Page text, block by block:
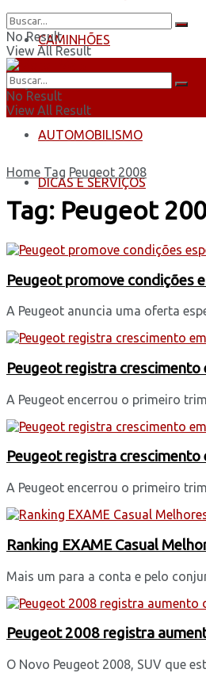
CAMINHÕES
ÔNIBUS
AUTOMOBILISMO
DICAS E SERVIÇOS
No Result
View All Result
No Result
View All Result
Home Tag Peugeot 2008
Tag: Peugeot
Peugeot promove condições
A Peugeot anuncia uma oferta
Peugeot registra crescimento
A Peugeot encerrou o primeiro
Peugeot registra crescimento
A Peugeot encerrou o primeiro
Ranking EXAME Casual
Mais um para a conta e pelo
Peugeot 2008 registra
O Novo Peugeot 2008, SUV que